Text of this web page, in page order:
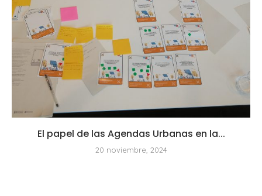
El papel de las Agendas Urbanas en la...
20 noviembre, 2024